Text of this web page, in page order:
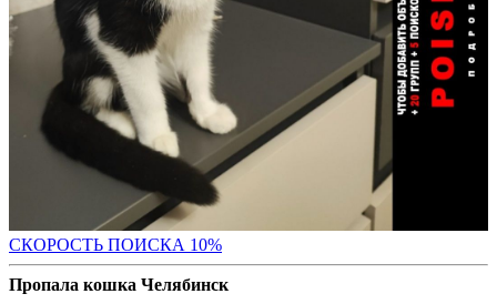
СКОРОСТЬ ПОИСКА 10%
Пропала кошка Челябинск